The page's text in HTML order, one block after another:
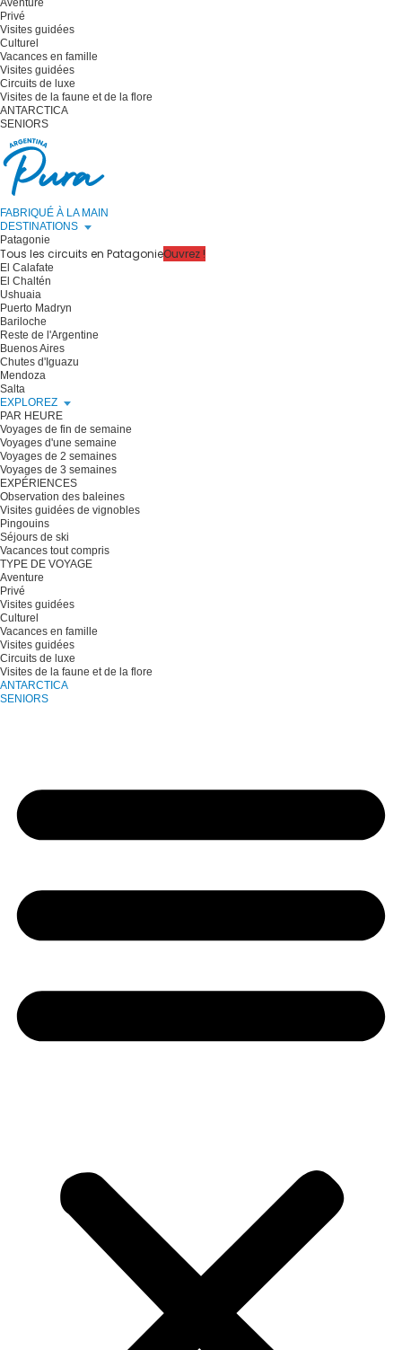
Aventure
Privé
Visites guidées
Culturel
Vacances en famille
Visites guidées
Circuits de luxe
Visites de la faune et de la flore
ANTARCTICA
SENIORS
FABRIQUÉ À LA MAIN
DESTINATIONS
Patagonie
Tous les circuits en PatagonieOuvrez !
El Calafate
El Chaltén
Ushuaia
Puerto Madryn
Bariloche
Reste de l'Argentine
Buenos Aires
Chutes d'Iguazu
Mendoza
Salta
EXPLOREZ
PAR HEURE
Voyages de fin de semaine
Voyages d'une semaine
Voyages de 2 semaines
Voyages de 3 semaines
EXPÉRIENCES
Observation des baleines
Visites guidées de vignobles
Pingouins
Séjours de ski
Vacances tout compris
TYPE DE VOYAGE
Aventure
Privé
Visites guidées
Culturel
Vacances en famille
Visites guidées
Circuits de luxe
Visites de la faune et de la flore
ANTARCTICA
SENIORS